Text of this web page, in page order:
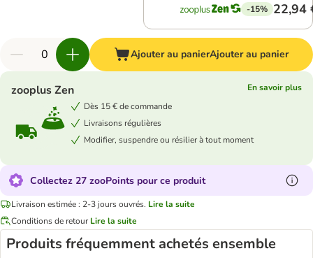
-15% 22,94
Ajouter au panierAjouter au panier
zooplus Zen
En savoir plus
Dès 15 € de commande
Livraisons régulières
Modifier, suspendre ou résilier à tout moment
Collectez 27 zooPoints pour ce produit
Livraison estimée : 2-3 jours ouvrés. Lire la suite
Conditions de retour Lire la suite
Produits fréquemment achetés ensemble